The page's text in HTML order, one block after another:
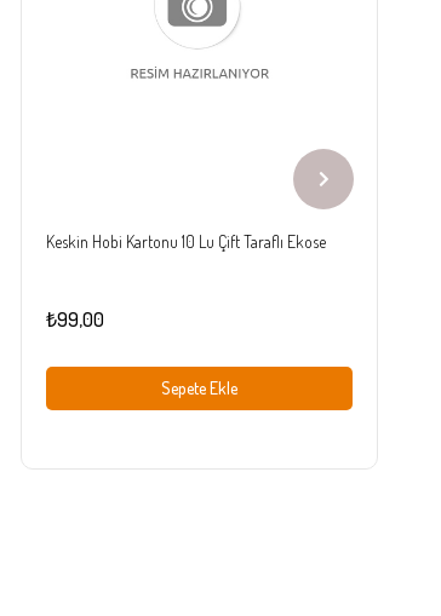
Keskin Hobi Kartonu 10 Lu Çift Taraflı Ekose
₺99,00
Sepete Ekle